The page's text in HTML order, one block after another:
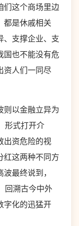
们这个商场里边
都是休戚相关
、支撑企业、支
国也不能没有危
资人们一同尽
则以金融立异为
形式打开介
出资危险的视
红这两种不同方
最终说到，
回溯古今中外
字化的迅猛开